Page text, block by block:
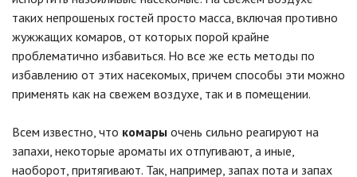
таких непрошеных гостей просто масса, включая противно
жужжащих комаров, от которых порой крайне
проблематично избавиться. Но все же есть методы по
избавлению от этих насекомых, причем способы эти можно
применять как на свежем воздухе, так и в помещении.
Всем известно, что комары очень сильно реагируют на
запахи, некоторые ароматы их отпугивают, а иные,
наоборот, притягивают. Так, например, запах пота и запах